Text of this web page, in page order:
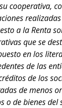
cooperativa,
a la Renta
que se
en los
de las
de los
de menos
o de bienes del